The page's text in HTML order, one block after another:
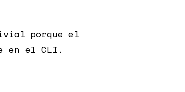
porque el
en el CLI.